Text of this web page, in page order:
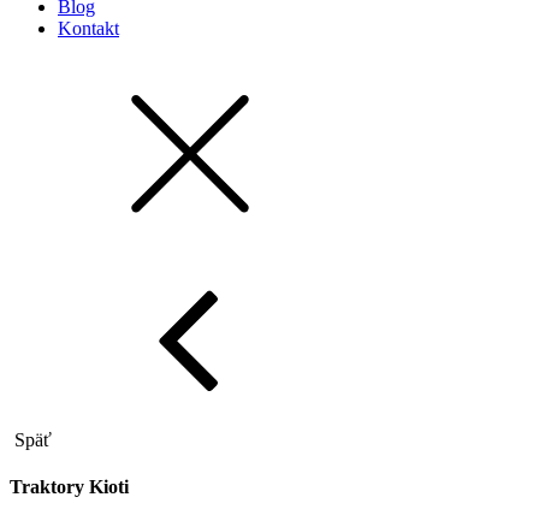
Blog
Kontakt
Späť
Traktory Kioti